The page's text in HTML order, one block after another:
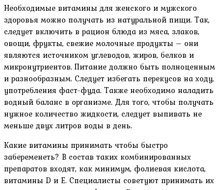
Необходимые витамины для женского и мужского
здоровья можно получать из натуральной пищи. Так,
следует включить в рацион блюда из мяса, злаков,
овощи, фрукты, свежие молочные продукты – они
являются источником углеводов, жиров, белков и
микронутриентов. Питание должно быть полноценным
и разнообразным. Следует избегать перекусов на ходу,
употребления фаст-фуда. Также необходимо наладить
водный баланс в организме. Для того, чтобы получать
нужное количество жидкости, следует выпивать не
меньше двух литров воды в день.
Какие витамины принимать чтобы быстро
забеременеть? В состав таких комбинированных
препаратов входят, как минимум, фолиевая кислота,
витамины D и E. Специалисты советуют принимать их